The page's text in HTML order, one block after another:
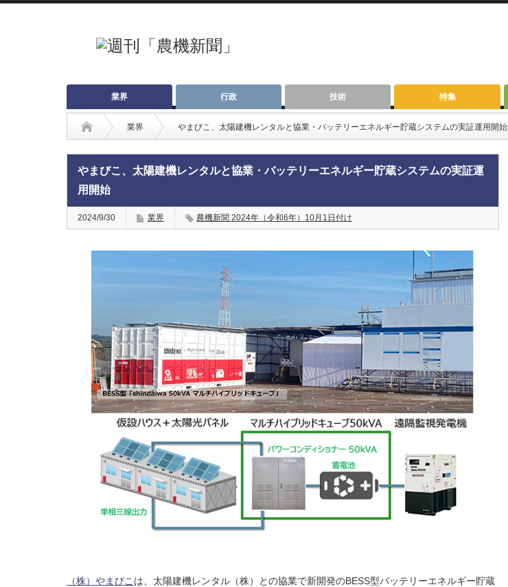
業界 行政 技術 特集
業界 やまびこ、太陽建機レンタルと協業・バッテリーエネルギー貯蔵システムの実証運用開始
やまびこ、太陽建機レンタルと協業・バッテリーエネルギー貯蔵システムの実証運
用開始
2024/9/30 業界 農機新聞 2024年（令和6年）10月1日付け
（株）やまびこ は、太陽建機レンタル（株）との協業で新開発のBESS型バッテリーエネルギー貯蔵